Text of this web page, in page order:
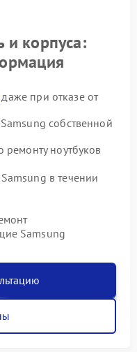
и корпуса:
даже при отказе от
собственной
ноутбуков
в течении
Samsung